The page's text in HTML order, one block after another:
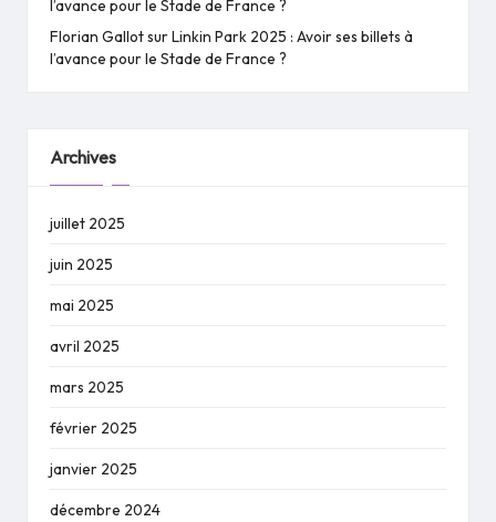
l’avance pour le Stade de France ?
Florian GallotsurLinkin Park 2025 : Avoir ses billets à
l’avance pour le Stade de France ?
Archives
juillet 2025
juin 2025
mai 2025
avril 2025
mars 2025
février 2025
janvier 2025
décembre 2024